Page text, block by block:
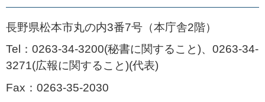
長野県松本市丸の内3番7号（本庁舎2階）
Tel：0263-34-3200(秘書に関すること)、0263-34-
3271(広報に関すること) 代表
Fax：0263-35-2030